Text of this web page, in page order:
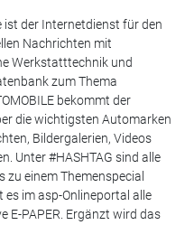
ist der Internetdienst für den
Nachrichten mit
Werkstatttechnik und
zum Thema
bekommt der
die wichtigsten Automarken
Bildergalerien, Videos
Unter #HASHTAG sind alle
einem Themenspecial
im asp-Onlineportal alle
E-PAPER. Ergänzt wird das